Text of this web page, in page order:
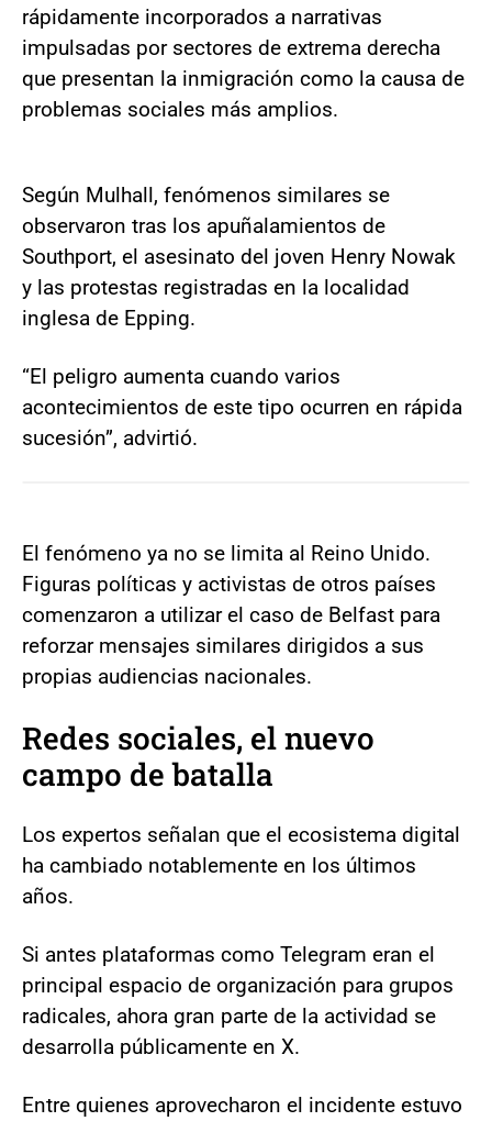
rápidamente incorporados a narrativas
impulsadas por sectores de extrema derecha
que presentan la inmigración como la causa de
problemas sociales más amplios.
Según Mulhall, fenómenos similares se
observaron tras los apuñalamientos de
Southport, el asesinato del joven Henry Nowak
y las protestas registradas en la localidad
inglesa de Epping.
“El peligro aumenta cuando varios
acontecimientos de este tipo ocurren en rápida
sucesión”, advirtió.
El fenómeno ya no se limita al Reino Unido.
Figuras políticas y activistas de otros países
comenzaron a utilizar el caso de Belfast para
reforzar mensajes similares dirigidos a sus
propias audiencias nacionales.
Redes sociales, el nuevo
campo de batalla
Los expertos señalan que el ecosistema digital
ha cambiado notablemente en los últimos
años.
Si antes plataformas como Telegram eran el
principal espacio de organización para grupos
radicales, ahora gran parte de la actividad se
desarrolla públicamente en X.
Entre quienes aprovecharon el incidente estuvo